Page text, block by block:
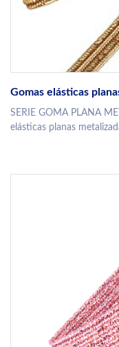
Gomas elásticas
SERIE GOMA PLANA
elásticas planas